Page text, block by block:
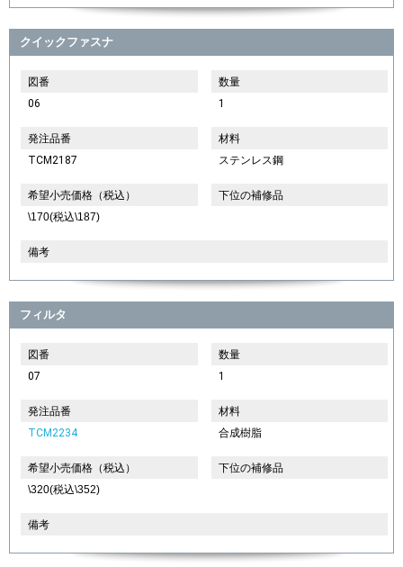
クイックファスナ
図番
06
数量
1
発注品番
TCM2187
材料
ステンレス鋼
希望小売価格（税込）
\170(税込\187)
下位の補修品
備考
フィルタ
図番
07
数量
1
発注品番
TCM2234
材料
合成樹脂
希望小売価格（税込）
\320(税込\352)
下位の補修品
備考